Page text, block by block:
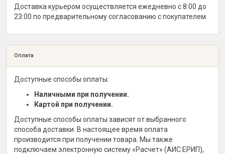
Доставка курьером осуществляется ежедневно с 8:00 до
23:00 по предварительному согласованию с покупателем.
Оплата
Доступные способы оплаты:
Наличными при получении.
Картой при получении.
Доступные способы оплаты зависят от выбранного
способа доставки. В настоящее время оплата
производится при получении товара. Мы также
подключаем электронную систему «Расчет» (АИС ЕРИП),